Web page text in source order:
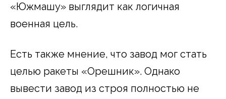
«Южмашу» выглядит как логичная
военная цель.
Есть также мнение, что завод мог стать
целью ракеты «Орешник». Однако
вывести завод из строя полностью не